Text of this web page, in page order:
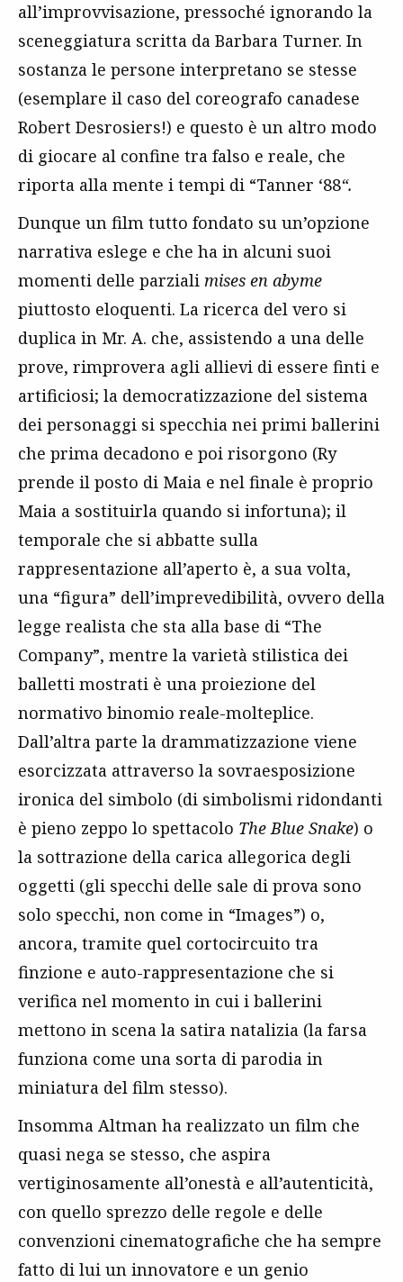
all’improvvisazione, pressoché ignorando la
sceneggiatura scritta da Barbara Turner. In
sostanza le persone interpretano se stesse
(esemplare il caso del coreografo canadese
Robert Desrosiers!) e questo è un altro modo
di giocare al confine tra falso e reale, che
riporta alla mente i tempi di “Tanner ‘88“.
Dunque un film tutto fondato su un’opzione
narrativa eslege e che ha in alcuni suoi
momenti delle parziali mises en abyme
piuttosto eloquenti. La ricerca del vero si
duplica in Mr. A. che, assistendo a una delle
prove, rimprovera agli allievi di essere finti e
artificiosi; la democratizzazione del sistema
dei personaggi si specchia nei primi ballerini
che prima decadono e poi risorgono (Ry
prende il posto di Maia e nel finale è proprio
Maia a sostituirla quando si infortuna); il
temporale che si abbatte sulla
rappresentazione all’aperto è, a sua volta,
una “figura” dell’imprevedibilità, ovvero della
legge realista che sta alla base di “The
Company”, mentre la varietà stilistica dei
balletti mostrati è una proiezione del
normativo binomio reale-molteplice.
Dall’altra parte la drammatizzazione viene
esorcizzata attraverso la sovraesposizione
ironica del simbolo (di simbolismi ridondanti
è pieno zeppo lo spettacolo The Blue Snake) o
la sottrazione della carica allegorica degli
oggetti (gli specchi delle sale di prova sono
solo specchi, non come in “Images”) o,
ancora, tramite quel cortocircuito tra
finzione e auto-rappresentazione che si
verifica nel momento in cui i ballerini
mettono in scena la satira natalizia (la farsa
funziona come una sorta di parodia in
miniatura del film stesso).
Insomma Altman ha realizzato un film che
quasi nega se stesso, che aspira
vertiginosamente all’onestà e all’autenticità,
con quello sprezzo delle regole e delle
convenzioni cinematografiche che ha sempre
fatto di lui un innovatore e un genio